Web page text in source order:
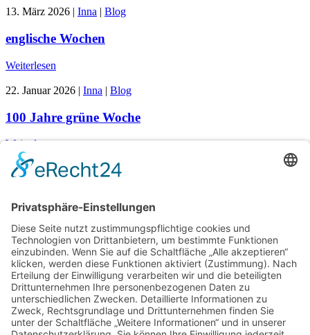
13. März 2026 | Inna | Blog
englische Wochen
Weiterlesen
22. Januar 2026 | Inna | Blog
100 Jahre grüne Woche
Weiterlesen
26. November 2025|Inna
Weiterlesen
26. November 2025|Inna|Blog,Referenzen
Metronix auf der SPS in Nürnberg
Weiterlesen
25. November 2025|Inna|Blog,Referenzen